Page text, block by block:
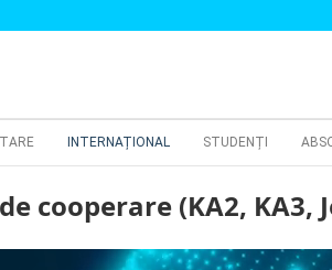
INTERNAȚIONAL STUDENȚI
cooperare (KA2, KA3,